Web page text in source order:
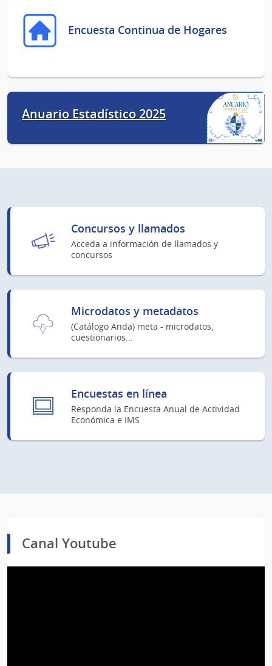
Encuesta Continua de Hogares
Anuario Estadístico 2025
Concursos y llamados
Acceda a información de llamados y
concursos
Microdatos y metadatos
(Catálogo Anda) meta - microdatos,
cuestionarios...
Encuestas en línea
Responda la Encuesta Anual de Actividad
Económica e IMS
Canal Youtube